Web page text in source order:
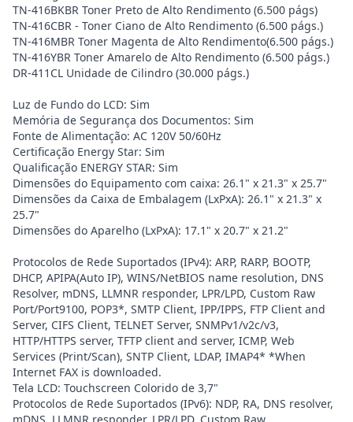
TN-416BKBR Toner Preto de Alto Rendimento (6.500 págs)
TN-416CBR - Toner Ciano de Alto Rendimento (6.500 págs.)
TN-416MBR Toner Magenta de Alto Rendimento(6.500 págs.)
TN-416YBR Toner Amarelo de Alto Rendimento (6.500 págs.)
DR-411CL Unidade de Cilindro (30.000 págs.)
Luz de Fundo do LCD: Sim
Memória de Segurança dos Documentos: Sim
Fonte de Alimentação: AC 120V 50/60Hz
Certificação Energy Star: Sim
Qualificação ENERGY STAR: Sim
Dimensões do Equipamento com caixa: 26.1" x 21.3" x 25.7"
Dimensões da Caixa de Embalagem (LxPxA): 26.1" x 21.3" x
25.7"
Dimensões do Aparelho (LxPxA): 17.1" x 20.7" x 21.2"
Protocolos de Rede Suportados (IPv4): ARP, RARP, BOOTP,
DHCP, APIPA(Auto IP), WINS/NetBIOS name resolution, DNS
Resolver, mDNS, LLMNR responder, LPR/LPD, Custom Raw
Port/Port9100, POP3*, SMTP Client, IPP/IPPS, FTP Client and
Server, CIFS Client, TELNET Server, SNMPv1/v2c/v3,
HTTP/HTTPS server, TFTP client and server, ICMP, Web
Services (Print/Scan), SNTP Client, LDAP, IMAP4* *When
Internet FAX is downloaded.
Tela LCD: Touchscreen Colorido de 3,7"
Protocolos de Rede Suportados (IPv6): NDP, RA, DNS resolver,